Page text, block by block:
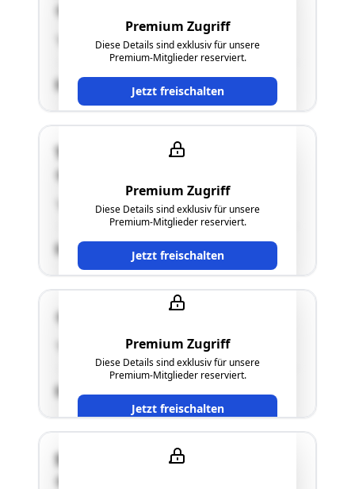
Premium Zugriff
Diese Details sind exklusiv für unsere
Premium-Mitglieder reserviert.
Jetzt freischalten
"siehe Punkt 2.5. des Langgutachtens"
SCHÄTZWERT
Premium Zugriff
Diese Details sind exklusiv für unsere
Premium-Mitglieder reserviert.
Jetzt freischalten
Tegetthoffstraße 5
"siehe Langgutachten"
SCHÄTZWERT
Premium Zugriff
Diese Details sind exklusiv für unsere
Premium-Mitglieder reserviert.
Jetzt freischalten
"Forstwirtschaftlich genutzte Augrundstücke"
SCHÄTZWERT
Stadtplatz 36